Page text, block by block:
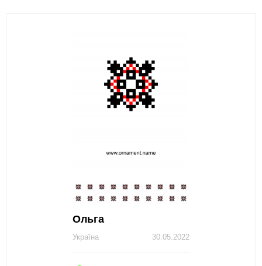
Ольга
30.05.2022
Україна